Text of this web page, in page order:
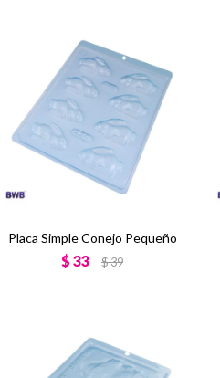
Placa Simple Conejo Pequeño
$ 33 $39